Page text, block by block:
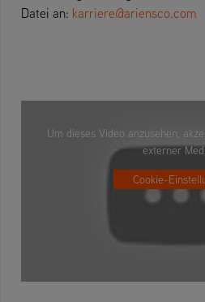
Datei an: karriere@ariensco.com
Um dieses Video anzusehen,
externer
Cookie-